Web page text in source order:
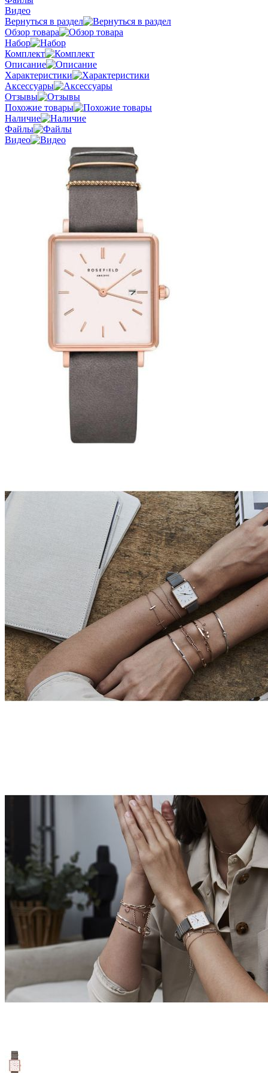
Видео
Вернуться в раздел
Обзор товара
Набор
Комплект
Описание
Характеристики
Аксессуары
Отзывы
Похожие товары
Наличие
Файлы
Видео